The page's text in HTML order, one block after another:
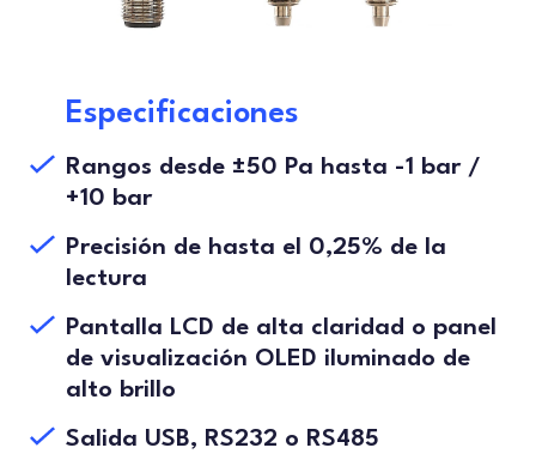
Especificaciones
Rangos desde ±50 Pa hasta -1 bar /
+10 bar
Precisión de hasta el 0,25% de la
lectura
Pantalla LCD de alta claridad o panel
de visualización OLED iluminado de
alto brillo
Salida USB, RS232 o RS485